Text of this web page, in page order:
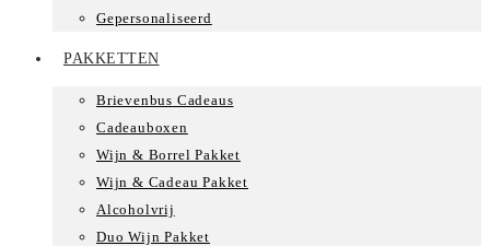
Gepersonaliseerd
PAKKETTEN
Brievenbus Cadeaus
Cadeauboxen
Wijn & Borrel Pakket
Wijn & Cadeau Pakket
Alcoholvrij
Duo Wijn Pakket